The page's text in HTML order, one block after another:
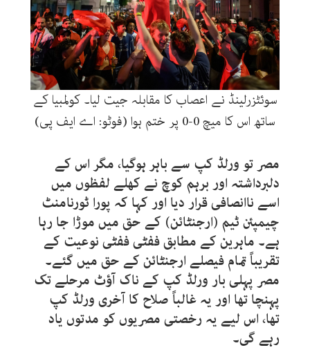
سوئٹزرلینڈ نے اعصاب کا مقابلہ جیت لیا۔ کولمبیا کے
ساتھ اس کا میچ 0-0 پر ختم ہوا (فوٹو: اے ایف پی)
مصر تو ورلڈ کپ سے باہر ہوگیا، مگر اس کے
دلبرداشتہ اور برہم کوچ نے کھلے لفظوں میں
اسے ناانصافی قرار دیا اور کہا کہ پورا ٹورنامنٹ
چیمپئن ٹیم (ارجنٹائن) کے حق میں موڑا جا رہا
ہے۔ ماہرین کے مطابق ففٹی ففٹی نوعیت کے
تقریباً تمام فیصلے ارجنٹائن کے حق میں گئے۔
مصر پہلی بار ورلڈ کپ کے ناک آؤٹ مرحلے تک
پہنچا تھا اور یہ غالباً صلاح کا آخری ورلڈ کپ
تھا، اس لیے یہ رخصتی مصریوں کو مدتوں یاد
رہے گی۔